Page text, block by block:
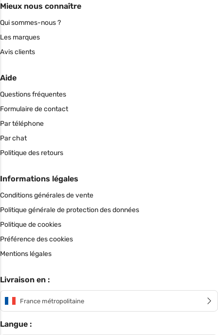
Mieux nous connaître
Qui sommes-nous ?
Les marques
Avis clients
Aide
Questions fréquentes
Formulaire de contact
Par téléphone
Par chat
Politique des retours
Informations légales
Conditions générales de vente
Politique générale de protection des données
Politique de cookies
Préférence des cookies
Mentions légales
Livraison en :
France métropolitaine
Langue :